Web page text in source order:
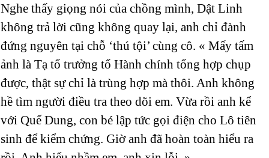
Nghe thấy giọng nói của chồng mình, Dật Linh
không trả lời cũng không quay lại, anh chỉ đành
đứng nguyên tại chỗ ‘thú tội’ cùng cô. « Mấy tấm
ảnh là Tạ tổ trưởng tổ Hành chính tổng hợp chụp
được, thật sự chỉ là trùng hợp mà thôi. Anh không
hề tìm người điều tra theo dõi em. Vừa rồi anh kể
với Quế Dung, con bé lập tức gọi điện cho Lô tiên
sinh để kiểm chứng. Giờ anh đã hoàn toàn hiểu ra